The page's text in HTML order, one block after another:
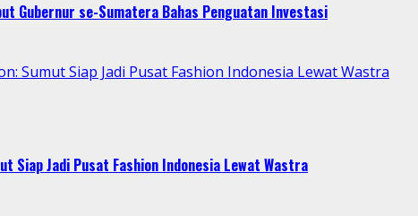
Gubernur se-Sumatera Bahas Penguatan Investasi
Sumut Siap Jadi Pusat Fashion Indonesia Lewat Wastra
Siap Jadi Pusat Fashion Indonesia Lewat Wastra